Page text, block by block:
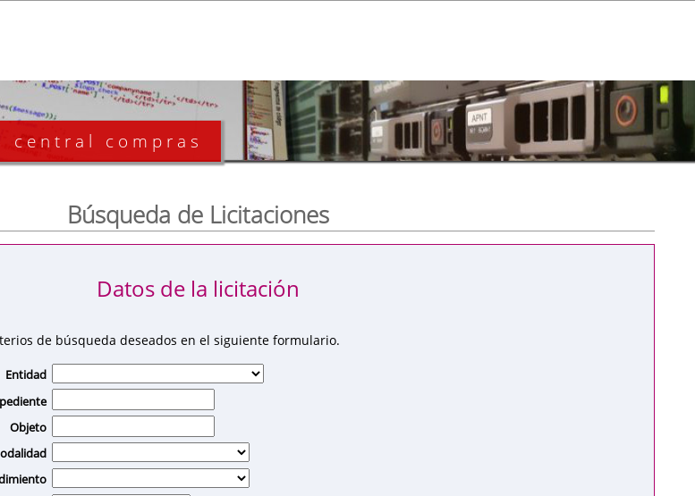
central compras
Búsqueda de Licitaciones
de búsqueda deseados en el siguiente formulario.
Datos de la licitación
Entidad
Objeto